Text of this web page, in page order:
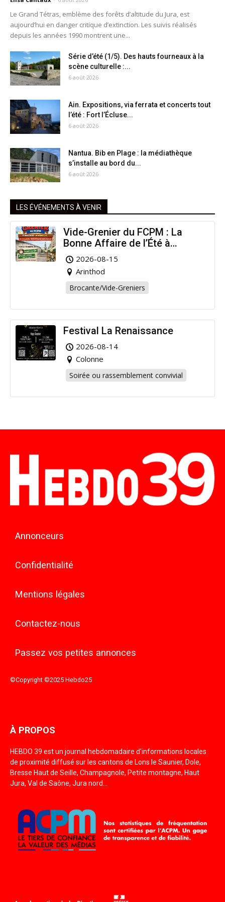
Le Grand Tétras, emblème des forêts d’altitude du Jura, est
aujourd’hui en danger critique d’extinction. Les suivis réalisés
depuis les années 1990 montrent une...
Série d’été (1/5). Des hauts fourneaux à la
scène culturelle :...
6 août 2026
Ain. Expositions, via ferrata et concerts tout
l’été : Fort l’Écluse...
6 août 2026
Nantua. Bib en Plage : la médiathèque
s’installe au bord du...
6 août 2026
LES ÉVÉNEMENTS À VENIR
Vide-Grenier du FCPM : La
Bonne Affaire de l’Été à
Arinthod !
2026-08-15
Arinthod
Brocante/Vide-Greniers
Festival La Renaissance
2026-08-14
Colonne
Soirée ou rassemblement convivial